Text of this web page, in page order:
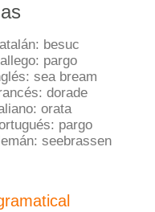
besuc
pargo
sea bream
dorade
orata
pargo
seebrassen